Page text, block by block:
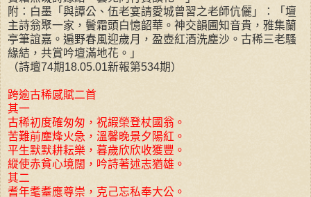
附：白墨「與譚公、伍老宴請愛城曾習之老師伉儷」：「壇
主詩翁聚一家，鬢霜頭白憶韶華。神交韻圃知音貴，雅集蘭
亭筆誼嘉。遍野春風迎歲月，盈壺紅酒洗塵沙。古稀三老騷
緣結，共賞吟壇滿地花。」
（詩壇74期18.05.01新報第534期）
跨逾古稀感賦二首
其一
古稀初度確匆匆，祝嘏榮登杖國翁。
苦難前塵烽火急，溫馨晚景夕陽紅。
平生默默耕耘樂，暮歲欣欣收獲豐。
縱使赤貧心境闊，吟詩著述志猶雄。
其二
耆年耄耋應尊崇，克己忘私奉大公。